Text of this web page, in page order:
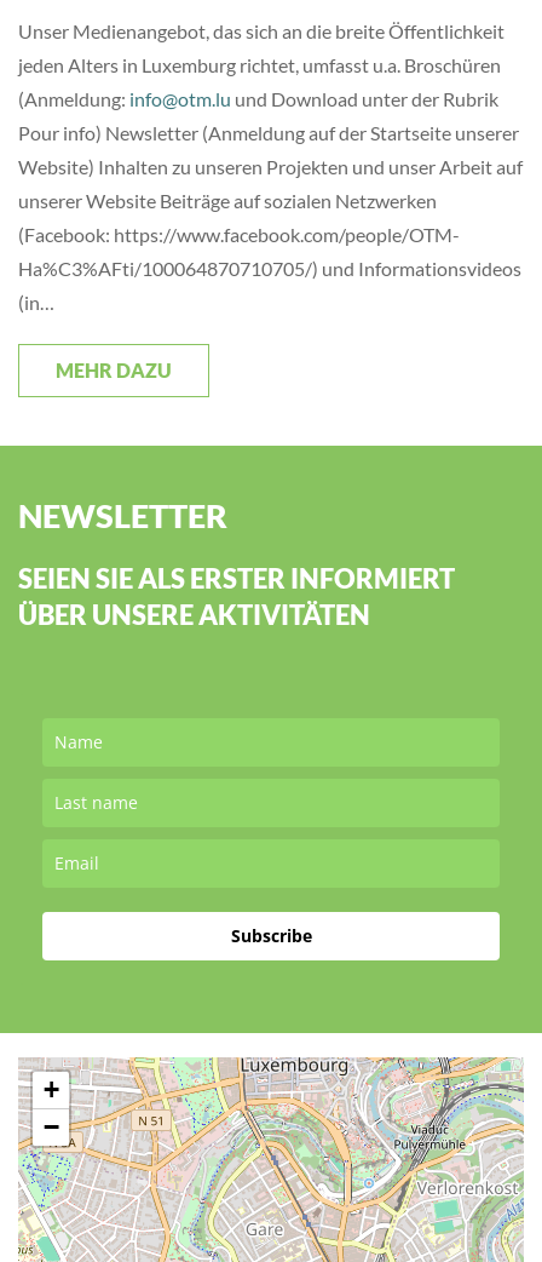
Unser Medienangebot, das sich an die breite Öffentlichkeit
jeden Alters in Luxemburg richtet, umfasst u.a. Broschüren
(Anmeldung: info@otm.lu und Download unter der Rubrik
Pour info) Newsletter (Anmeldung auf der Startseite unserer
Website) Inhalten zu unseren Projekten und unser Arbeit auf
unserer Website Beiträge auf sozialen Netzwerken
(Facebook: https://www.facebook.com/people/OTM-
Ha%C3%AFti/100064870710705/) und Informationsvideos
(in…
MEHR DAZU
NEWSLETTER
SEIEN SIE ALS ERSTER INFORMIERT
ÜBER UNSERE AKTIVITÄTEN
Subscribe
+
−